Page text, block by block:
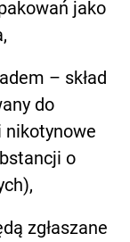
jako
– skład
do
nikotynowe
o
zgłaszane